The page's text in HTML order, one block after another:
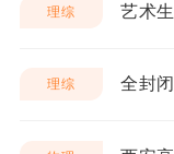
理综 艺术
理综 全封